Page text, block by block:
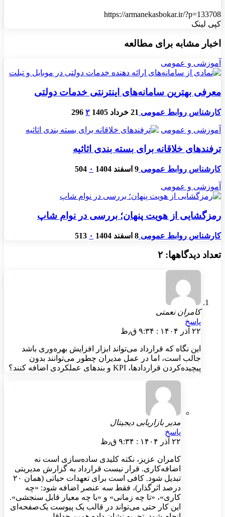
https://armanekasbokar.ir/?p=133708
کپی لینک
اخبار مشابه برای مطالعه
آموزشی و عمومی
معرفی بهترین سامانه‌های اینترنتی خدمات دولتی
کارشناس روابط عمومی 21 خرداد 1405 ۲ 296
آموزشی و عمومی
ترفندهای خلاقانه برای بسته بندی اثاثیه
کارشناس روابط عمومی 9 اسفند 1404 ۰ 504
آموزشی و عمومی
رمزگشایی از هویت پنهان؛ بررسی در نوام شاپ
کارشناس روابط عمومی 8 اسفند 1404 ۰ 513
تعداد دیدگاهها: ۲
کامران نعمتی
پاسخ
۲۲ آذر ۱۴۰۴ : ۹:۳۴ ق٫ظ
این نگاه که قرارداد می‌تواند ابزار افزایش بهره‌وری باشد
جالب است، اما در عمل مدیران چطور می‌توانند بدون
پیچیده‌کردن قراردادها، KPI و بندهای عملکردی اضافه کنند؟
مدیر بازاریابی دیجیتال
پاسخ
۲۲ آذر ۱۴۰۴ : ۹:۳۴ ق٫ظ
کامران عزیز، نکته کلیدی ساده‌سازی است نه
اضافه‌کاری. قرار نیست قرارداد به گزارش مدیریتی
تبدیل شود. کافی است برای تعهدات حیاتی (همان ۲۰
درصد اثرگذار)، فقط سه عنصر اضافه شود: «چه
کاری»، «تا چه زمانی» و «با چه معیار قابل سنجشی».
این کار حتی می‌تواند در قالب یک پیوست یک‌صفحه‌ای